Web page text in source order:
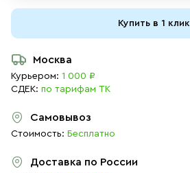
Купить в 1 клик
Москва
Курьером: 1 000 ₽
СДЕК: по тарифам ТК
Самовывоз
Стоимость: Бесплатно
Доставка по России